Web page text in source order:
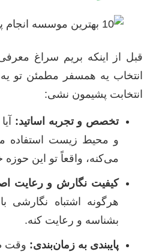
قبل از اینکه بریم سراغ
انتخاب یه همسفر مطمئن تو
انتخابت پشیمون نشی:
تخصص و تجربه اساتید:
و محیط زیست استفاده
می‌کنه، واقعاً تو این حوزه
کیفیت نگارش و رعایت
هرگونه اشتباه نگارشی
بشناسه و رعایت کنه.
پایبندی به زمان‌بندی: وقت